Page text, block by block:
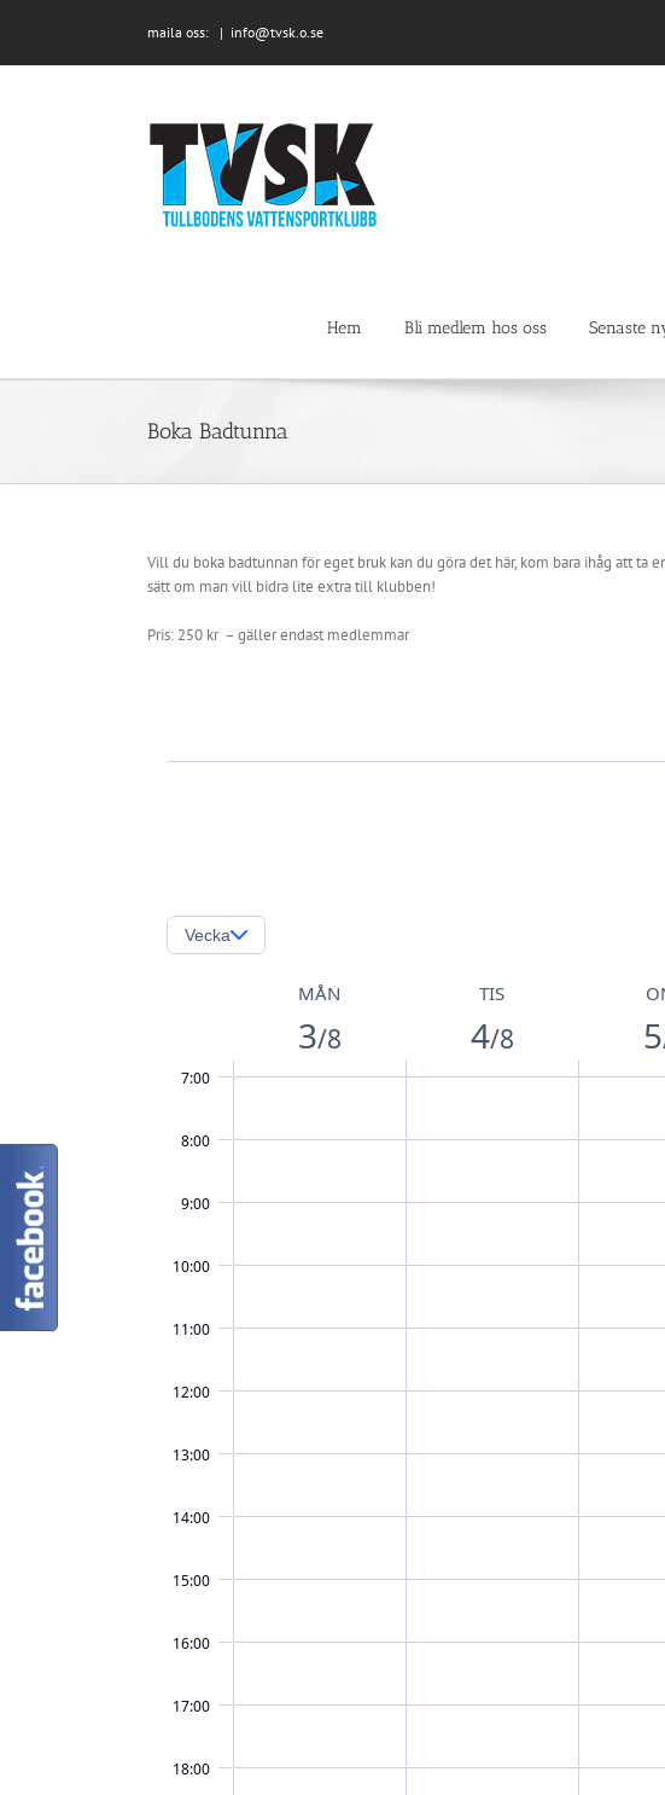
maila oss: | info@tvsk.o.se
Hem Bli medlem hos oss Senaste
Boka Badtunna
Vill du boka badtunnan för eget bruk kan du göra det här, kom bara ihåg att
sätt om man vill bidra lite extra till klubben!
Pris: 250 kr – gäller endast medlemmar